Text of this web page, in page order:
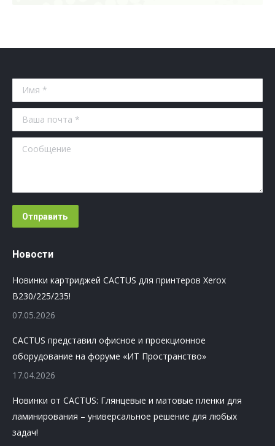
Имя *
Ваша почта *
Сообщение
Отправить
Новости
Новинки картриджей CACTUS для принтеров Xerox
B230/225/235!
07.05.2026
CACTUS представил офисное и проекционное
оборудование на форуме «ИТ Пространство»
17.04.2026
Новинки от CACTUS: Глянцевые и матовые пленки для
ламинирования – универсальное решение для любых
задач!